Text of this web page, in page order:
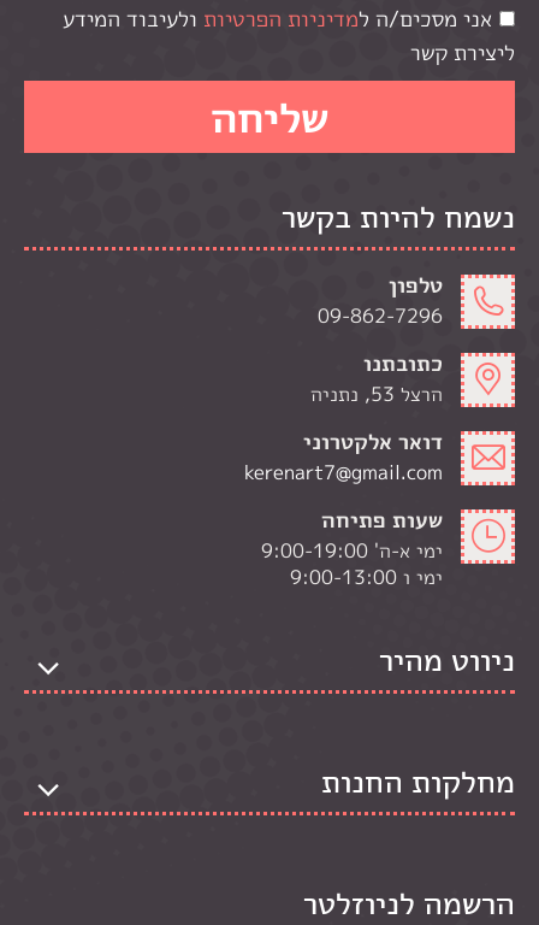
אני מסכים/ה למדיניות הפרטיות ולעיבוד המידע
ליצירת קשר
נשמח להיות בקשר
טלפון
09-862-7296
כתובתנו
הרצל 53, נתניה
דואר אלקטרוני
kerenart7@gmail.com
שעות פתיחה
ימי א-ה' 9:00-19:00
ימי ו 9:00-13:00
ניווט מהיר
מחלקות החנות
הרשמה לניוזלטר